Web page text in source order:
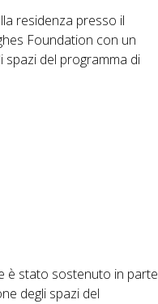
residenza presso il
Foundation con un
spazi del programma di
è stato sostenuto in parte
degli spazi del